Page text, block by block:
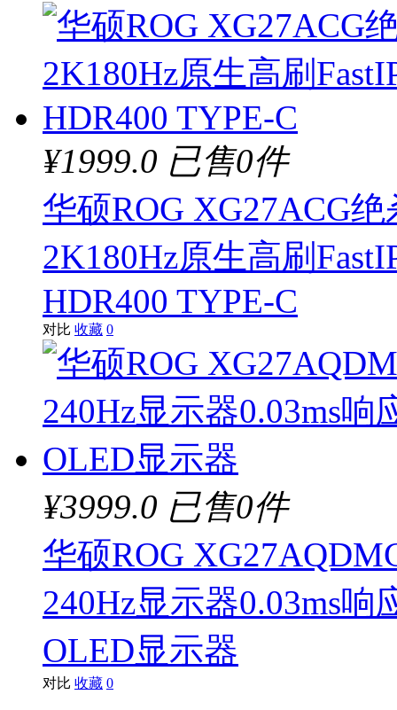
¥1999.0 已售0件
华硕ROG XG27ACG
2K180Hz原生高刷
HDR400 TYPE-C
对比 收藏 0
¥3999.0 已售0件
华硕ROG
240Hz显示器0.03ms响
OLED显示器
对比 收藏 0